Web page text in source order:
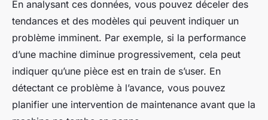
En analysant ces données, vous pouvez déceler des
tendances et des modèles qui peuvent indiquer un
problème imminent. Par exemple, si la performance
d’une machine diminue progressivement, cela peut
indiquer qu’une pièce est en train de s’user. En
détectant ce problème à l’avance, vous pouvez
planifier une intervention de maintenance avant que la